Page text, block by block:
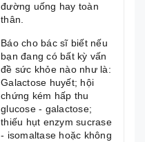
đường uống hay toàn
thân.
Báo cho bác sĩ biết nếu
bạn đang có bất kỳ vấn
đề sức khỏe nào như là:
Galactose huyết; hội
chứng kém hấp thu
glucose - galactose;
thiếu hụt enzym sucrase
- isomaltase hoặc không